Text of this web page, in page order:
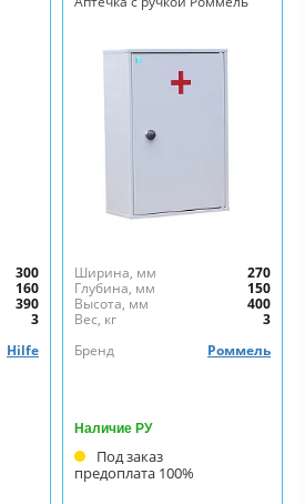
300
160
390
3
Hilfe
Ширина, мм
270
Глубина, мм
150
Высота, мм
400
Вес, кг
3
Бренд
Роммель
Наличие РУ
Под заказ
предоплата 100%